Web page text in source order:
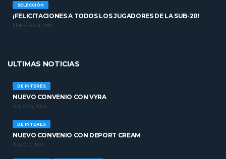
SELECCIÓN
¡FELICITACIONES A TODOS LOS JUGADORES DE LA SUB-20!
FEBRERO 21, 2019
ULTIMAS NOTICIAS
DE INTERÉS
NUEVO CONVENIO CON VYRA
JULIO 24, 2026
DE INTERÉS
NUEVO CONVENIO CON DEPORT CREAM
JULIO 10, 2026